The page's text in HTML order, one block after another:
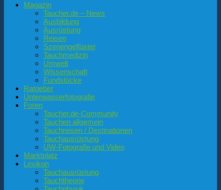
Magazin
Taucher.de – News
Ausbildung
Ausrüstung
Reisen
Szenengeflüster
Tauchmedizin
Umwelt
Wissenschaft
Fundstücke
Ratgeber
Unterwasserfotografie
Foren
Taucher.de-Community
Tauchen allgemein
Tauchreisen / Destinationen
Tauchausrüstung
UW-Fotografie und Video
Marktplatz
Lexikon
Tauchausrüstung
Tauchtheorie